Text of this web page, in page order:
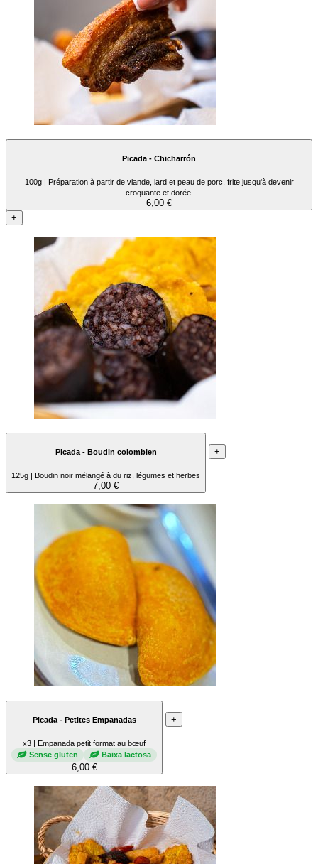
Picada - Chicharrón
100g | Préparation à partir de viande, lard et peau de porc, frite jusqu'à devenir
croquante et dorée.
6,00 €
+
Picada - Boudin colombien
125g | Boudin noir mélangé à du riz, légumes et herbes
7,00 €
+
Picada - Petites Empanadas
x3 | Empanada petit format au bœuf
Sense gluten
Baixa lactosa
6,00 €
+